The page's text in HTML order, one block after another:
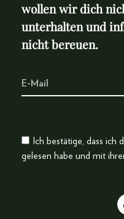
wollen wir dich
unterhalten und
nicht bereuen.
Ich bestätige, dass ich
gelesen habe und mit